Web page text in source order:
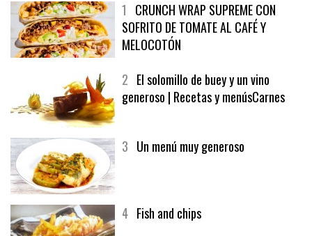
1 CRUNCH WRAP SUPREME CON
SOFRITO DE TOMATE AL CAFÉ Y
MELOCOTÓN
2 El solomillo de buey y un vino
generoso | Recetas y menúsCarnes
3 Un menú muy generoso
4 Fish and chips